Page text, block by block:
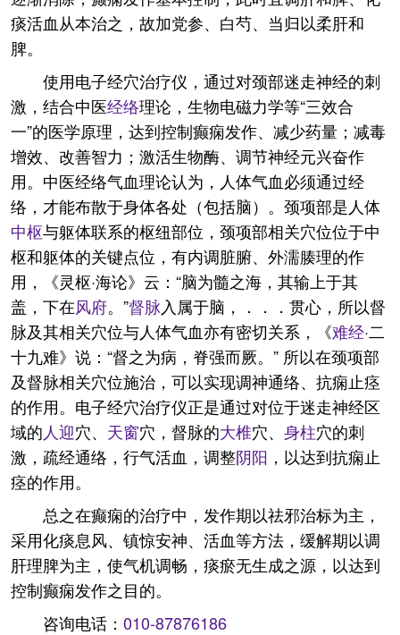
痰活血从本治之，故加党参、白芍、当归以柔肝和
脾。
使用电子经穴治疗仪，通过对颈部迷走神经的刺
激，结合中医经络理论，生物电磁力学等“三效合
一”的医学原理，达到控制癫痫发作、减少药量；减毒
增效、改善智力；激活生物酶、调节神经元兴奋作
用。中医经络气血理论认为，人体气血必须通过经
络，才能布散于身体各处（包括脑）。颈项部是人体
中枢与躯体联系的枢纽部位，颈项部相关穴位位于中
枢和躯体的关键点位，有内调脏腑、外濡腠理的作
用，《灵枢·海论》云：“脑为髓之海，其输上于其
盖，下在风府。”督脉入属于脑，．．．贯心，所以督
脉及其相关穴位与人体气血亦有密切关系，《难经·二
十九难》说：“督之为病，脊强而厥。” 所以在颈项部
及督脉相关穴位施治，可以实现调神通络、抗痫止痉
的作用。电子经穴治疗仪正是通过对位于迷走神经区
域的人迎穴、 天窗穴，督脉的大椎穴、 身柱穴的刺
激，疏经通络，行气活血，调整阴阳 ，以达到抗痫止
痉的作用。
总之在癫痫的治疗中，发作期以祛邪治标为主，
采用化痰息风、镇惊安神、活血等方法，缓解期以调
肝理脾为主，使气机调畅，痰瘀无生成之源，以达到
控制癫痫发作之目的。
咨询电话： 010-87876186